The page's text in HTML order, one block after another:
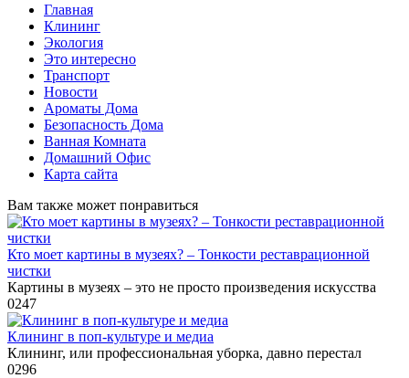
Главная
Клининг
Экология
Это интересно
Транспорт
Новости
Ароматы Дома
Безопасность Дома
Ванная Комната
Домашний Офис
Карта сайта
Вам также может понравиться
Кто моет картины в музеях? – Тонкости реставрационной
чистки
Картины в музеях – это не просто произведения искусства
0247
Клининг в поп-культуре и медиа
Клининг, или профессиональная уборка, давно перестал
0296